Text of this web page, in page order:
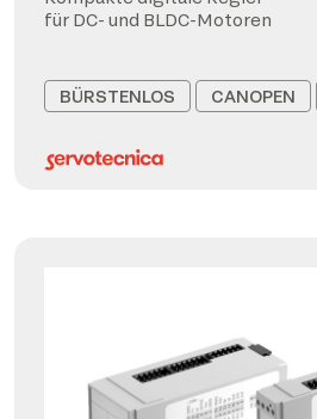
für DC- und BLDC-Motoren
BÜRSTENLOS CANOPEN